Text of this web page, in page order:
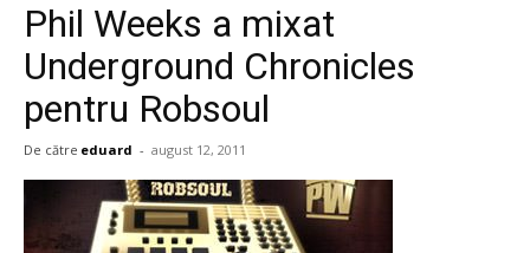
Phil Weeks a mixat
Underground Chronicles
pentru Robsoul
De către eduard - august 12, 2011